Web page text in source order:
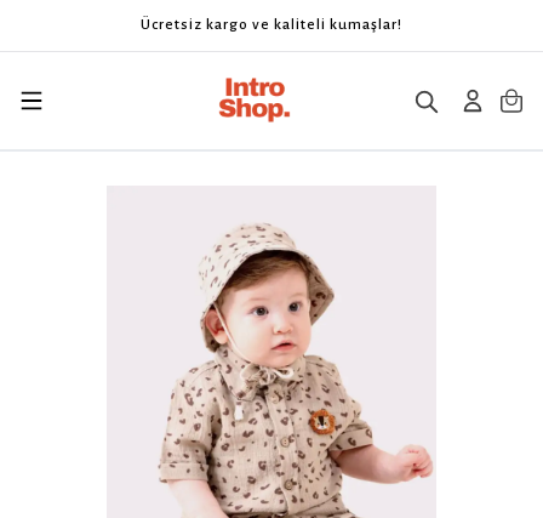
Ücretsiz kargo ve kaliteli kumaşlar!